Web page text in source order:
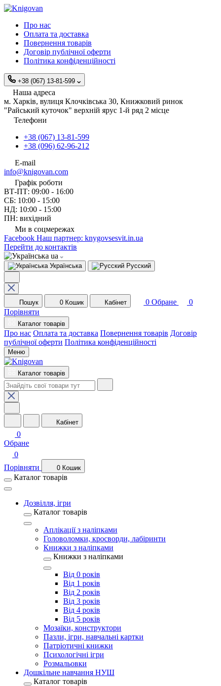
Про нас
Оплата та доставка
Повернення товарів
Договір публічної оферти
Політика конфіденційності
+38 (067) 13-81-599
Наша адреса
м. Харків, вулиця Клочківська 30, Книжковий ринок
"Райський куточок" верхній ярус 1-й ряд 2 місце
Телефони
+38 (067) 13-81-599
+38 (096) 62-96-212
E-mail
info@knigovan.com
Графік роботи
ВТ-ПТ: 09:00 - 16:00
СБ: 10:00 - 15:00
НД: 10:00 - 15:00
ПН: вихідний
Ми в соцмережах
Facebook Наш партнер: knygovsesvit.in.ua
Перейти до контактів
ua
Українська Русский
Пошук 0 Кошик Кабінет 0 Обране
0
Порівняти
Каталог товарів
Про нас Оплата та доставка Повернення товарів Договір
публічної оферти Політика конфіденційності
Меню
Каталог товарів
Кабінет
0
Обране
0
Порівняти
0 Кошик
Каталог товарів
Дозвілля, ігри
Каталог товарів
Аплікації з наліпками
Головоломки, кросворди, лабіринти
Книжки з наліпками
Книжки з наліпками
Від 0 років
Від 1 років
Від 2 років
Від 3 років
Від 4 років
Від 5 років
Мозаїки, конструктори
Пазли, ігри, навчальні картки
Патріотичні книжки
Психологічні ігри
Розмальовки
Дошкільне навчання НУШ
Каталог товарів